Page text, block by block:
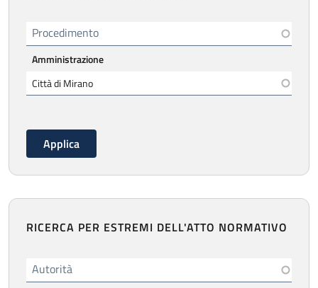
Procedimento
Amministrazione
RICERCA PER ESTREMI DELL'ATTO NORMATIVO
Autorità